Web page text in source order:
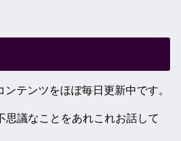
テンツをほぼ毎日更新中です。
思議なことをあれこれお話して